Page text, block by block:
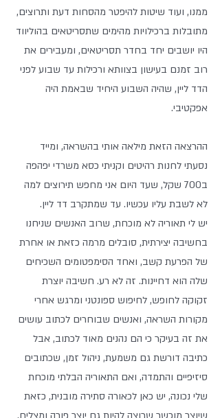
ממנו, ועוד שיטות להיפטר מהסחות דעת ותרוצים,
מתובלות ברכילויות מהימים שתסריטאים בהוליווד
היו יושבים יחד בחדר תסריטאים, ומעבירים את
רוב זמנם בעישון בצוותא ורכילות עד שבוע לפני
הדד ליין, שהיה השבוע היחיד שבאמת היה
אפקטיבי.
ההרצאה הזאת מילאה אותי בהשראה, ומייד
נסעתי לחנות רהיטים וקניתי כסא משרדי יפהפה
ב700 שקל, שעד היום אני מחפש תירוצים למה
לא לשבת עליו עכשיו. עד שמתקרב דד ליין.
יש לי תאוריה לא מוכחת, שרוב האנשים שניחנו
בחשיבה יצירתית, סובלים מרמה כזאת או אחרת
של הפרעת קשב, ואחד הסימפטומים השכיחים
שלה הוא דחיינות. זה לא רע. חשיבה יוצרת
זקוקה לחופש, לחיפוש ספונטני ומרגש אחרי
מקורות השראה, ואנשים שבוחרים לכתוב עושים
את זה בעיקר כי הם נהנים מאוד לכתוב, אבל
כתיבה דורשת גם משמעת, ניהול זמן, שכתובים
סיזיפיים והתמדה, ואם התאוריה הבלתי מוכחת
שלי נכונה, יש כאן לכאורה סתירה מובנית, כזאת